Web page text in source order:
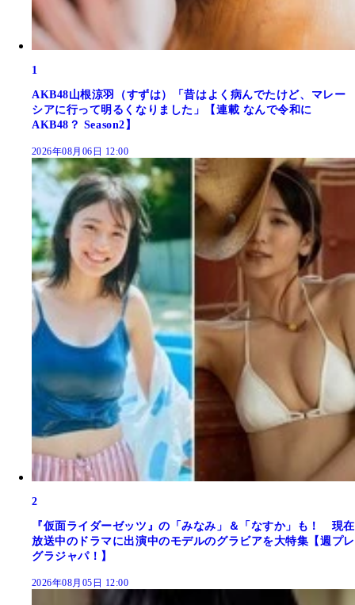
1
AKB48山根涼羽（すずは）「昔はよく病んでたけど、マレー
シアに行って明るくなりました」【連載 なんで令和に
AKB48？ Season2】
2026年08月06日 12:00
2
『仮面ライダーゼッツ』の「みなみ」＆「なすか」も！ 現在
放送中のドラマに出演中のモデルのグラビアを大特集【週プレ
グラジャパ！】
2026年08月05日 12:00